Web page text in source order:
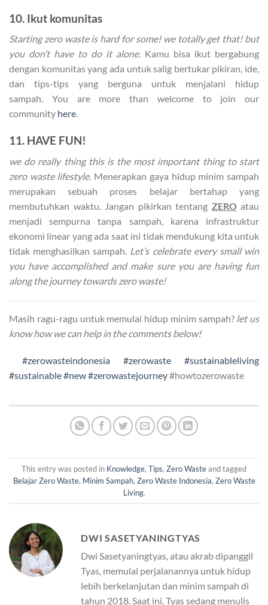
10. Ikut komunitas
Starting zero waste is hard for some! we totally get that! but
you don’t have to do it alone. Kamu bisa ikut bergabung
dengan komunitas yang ada untuk salig bertukar pikiran, ide,
dan tips-tips yang berguna untuk menjalani hidup
sampah. You are more than welcome to join our
community here.
11. HAVE FUN!
we do really thing this is the most important thing to start
zero waste lifestyle. Menerapkan gaya hidup minim sampah
merupakan sebuah proses belajar bertahap yang
membutuhkan waktu. Jangan pikirkan tentang ZEROatau
menjadi sempurna tanpa sampah, karena infrastruktur
ekonomi linear yang ada saat ini tidak mendukung kita untuk
tidak menghasilkan sampah. Let’s celebrate every small win
you have accomplished and make sure you are having fun
along the journey towards zero waste!
Masih ragu-ragu untuk memulai hidup minim sampah? let us
know how we can help in the comments below!
#zerowasteindonesia #zerowaste #sustainableliving
#sustainable#new#zerowastejourney#howtozerowaste
This entry was posted in Knowledge, Tips, Zero Wasteand tagged
Belajar Zero Waste, Minim Sampah, Zero Waste Indonesia, Zero Waste
Living.
DWI SASETYANINGTYAS
Dwi Sasetyaningtyas, atau akrab dipanggil
Tyas, memulai perjalanannya untuk hidup
lebih berkelanjutan dan minim sampah di
tahun 2018. Saat ini, Tyas sedang menulis